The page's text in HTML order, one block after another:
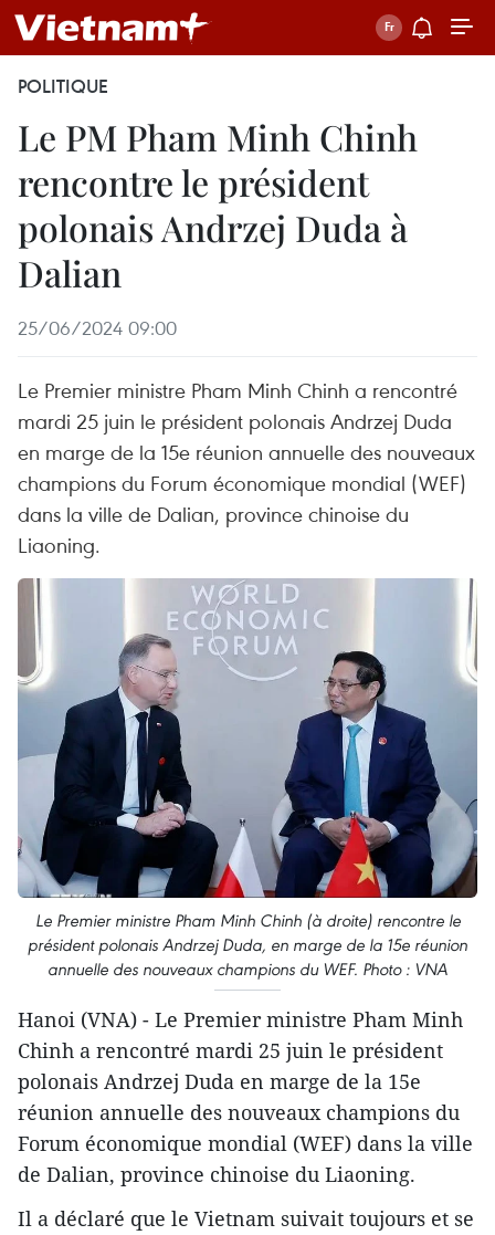
POLITIQUE
Le PM Pham Minh Chinh
rencontre le président
polonais Andrzej Duda à
Dalian
25/06/2024 09:00
Le Premier ministre Pham Minh Chinh a rencontré
mardi 25 juin le président polonais Andrzej Duda
en marge de la 15e réunion annuelle des nouveaux
champions du Forum économique mondial (WEF)
dans la ville de Dalian, province chinoise du
Liaoning.
Le Premier ministre Pham Minh Chinh (à droite) rencontre le
président polonais Andrzej Duda, en marge de la 15e réunion
annuelle des nouveaux champions du WEF. Photo : VNA
Hanoi (VNA) - Le Premier ministre Pham Minh
Chinh a rencontré mardi 25 juin le président
polonais Andrzej Duda en marge de la 15e
réunion annuelle des nouveaux champions du
Forum économique mondial (WEF) dans la ville
de Dalian, province chinoise du Liaoning.
Il a déclaré que le Vietnam suivait toujours et se